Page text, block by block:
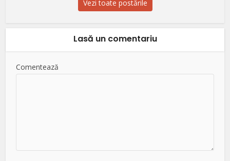
Vezi toate postările
Lasă un comentariu
Comentează